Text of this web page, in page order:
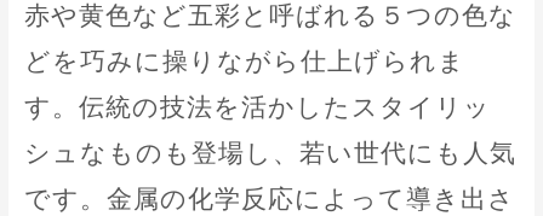
赤や黄色など五彩と呼ばれる５つの色な
どを巧みに操りながら仕上げられま
す。伝統の技法を活かしたスタイリッ
シュなものも登場し、若い世代にも人気
です。金属の化学反応によって導き出さ